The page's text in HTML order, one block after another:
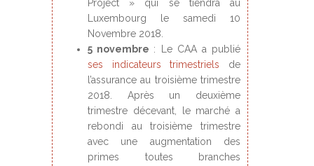
Project » qui se tiendra au
Luxembourg le samedi 10
Novembre 2018.
5 novembre : Le CAA a publié
ses indicateurs trimestriels de
l’assurance au troisième trimestre
2018. Après un deuxième
trimestre décevant, le marché a
rebondi au troisième trimestre
avec une augmentation des
primes toutes branches